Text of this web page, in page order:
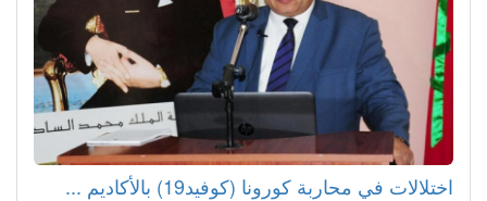
اختلالات في محاربة كورونا (كوفيد19) بالأكاديم ...